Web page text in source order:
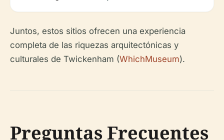
Juntos, estos sitios ofrecen una experiencia
completa de las riquezas arquitectónicas y
culturales de Twickenham (WhichMuseum).
Preguntas Frecuentes